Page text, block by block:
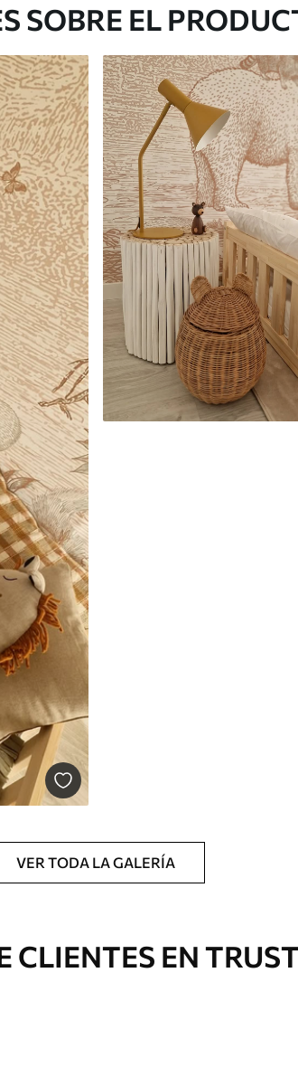
50 cm de ancho.
para empapelar.
Los murales de pared
con agua.
Premium
.67 26290.00
SOBRE EL
VER TODA LA GALERÍA
CLIENTES EN